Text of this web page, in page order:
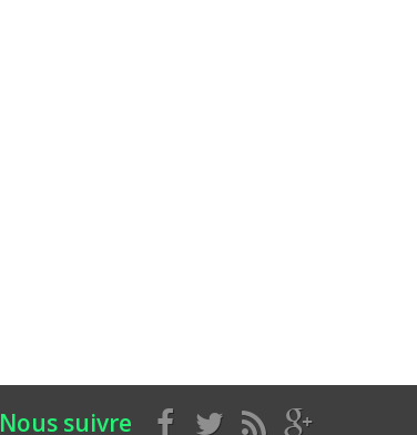
Nous suivre